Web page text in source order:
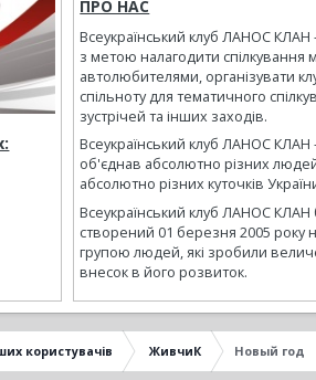
ПРО НАС
Всеукраїнський клуб ЛАНОС КЛАН
з метою налагодити спілкування
автолюбителями, організувати
спільноту для тематичного
зустрічей та інших заходів.
Всеукраїнський клуб ЛАНОС КЛАН
об'єднав абсолютно різних
абсолютно різних куточків
Всеукраїнський клуб ЛАНОС КЛАН
створений 01 березня 2005 року
групою людей, які зробили
внесок в його розвиток.
користувачів ЖивчиК Новый год